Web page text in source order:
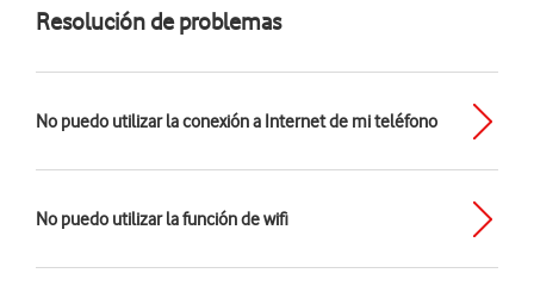
Resolución de problemas
No puedo utilizar la conexión a Internet de mi teléfono
No puedo utilizar la función de wifi